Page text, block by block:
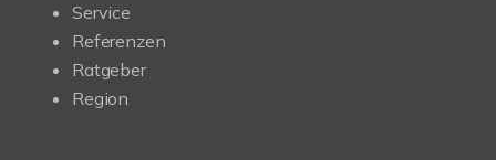
Service
Referenzen
Ratgeber
Region